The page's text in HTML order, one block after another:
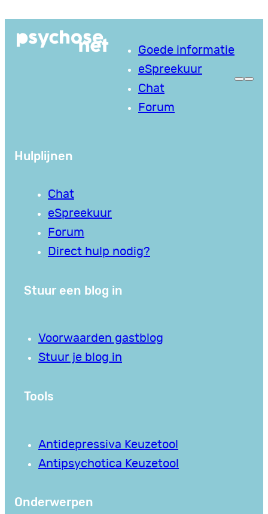
naar
Goede informatie
eSpreekuur
Chat
Forum
Hulplijnen
Chat
eSpreekuur
Forum
Direct hulp nodig?
Stuur een blog in
Voorwaarden gastblog
Stuur je blog in
Tools
Antidepressiva Keuzetool
Antipsychotica Keuzetool
Onderwerpen